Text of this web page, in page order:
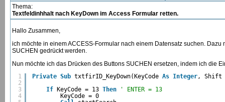
Thema:
Textfeldinhhalt nach KeyDown im Access Formular retten.
Hallo Zusammen,
ich möchte in einem ACCESS-Formular nach einem Datensatz suchen.
SUCHEN gedrückt werden.
Nun möchte ich das Drücken des Buttons SUCHEN ersetzen, indem ich die
1
2
3
4
Private Sub txtfirID_KeyDown(KeyCode As Integer, Shift
If
KeyCode = 13 Then
' ENTER = 13
KeyCode = 0